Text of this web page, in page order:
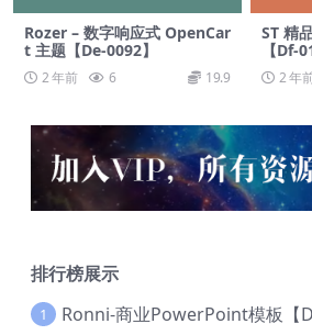
Rozer – 数字响应式 OpenCar
t 主题【De-0092】
2 年前 6 19.9
ST 精
【Df-
2 年
排行榜展示
1 Ronni-商业PowerPoint模板【